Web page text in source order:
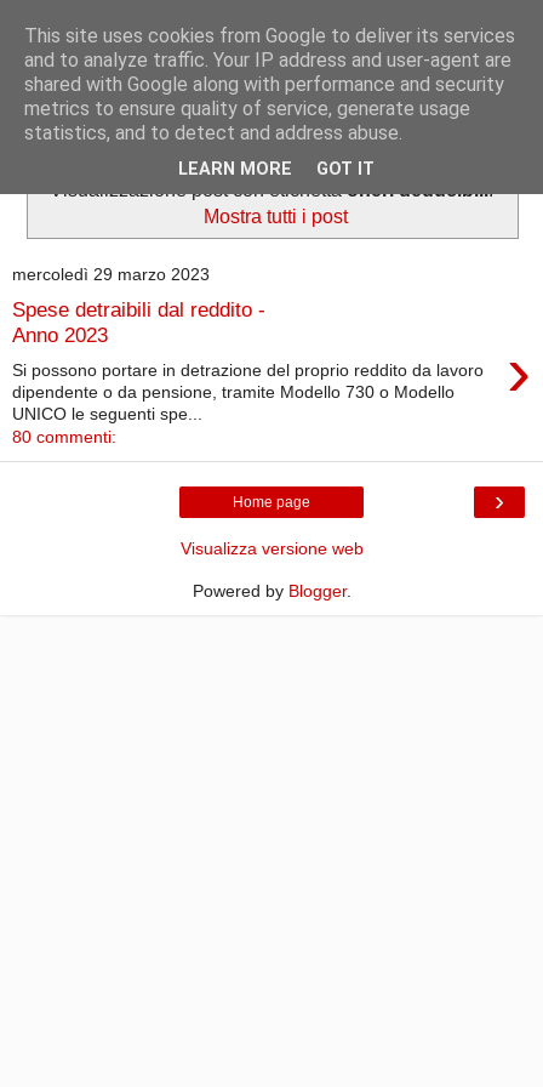
Informazioni per tutti
Dedicato a lavoratori e pensionati.
Visualizzazione post con etichettaoneri deducibili.
Mostra tutti i post
mercoledì 29 marzo 2023
Spese detraibili dal reddito -
Anno 2023
›
Si possono portare in detrazione del proprio reddito da lavoro
dipendente o da pensione, tramite Modello 730 o Modello
UNICO le seguenti spe...
80 commenti:
›
Home page
Visualizza versione web
Powered by Blogger.
This site uses cookies from Google to deliver its services
and to analyze traffic. Your IP address and user-agent are
shared with Google along with performance and security
metrics to ensure quality of service, generate usage
statistics, and to detect and address abuse.
LEARN MORE GOT IT